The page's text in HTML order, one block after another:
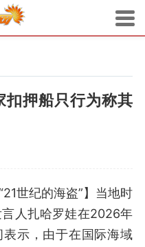
扣押船只行为称其
世纪的海盗”】当地时
人扎哈罗娃在2026年
示，由于在国际海域